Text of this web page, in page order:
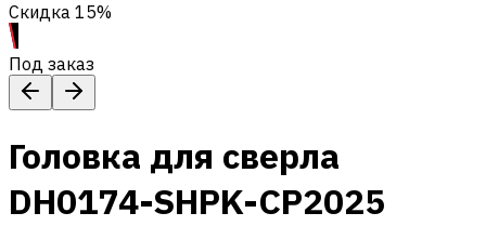
Скидка 15%
Под заказ
Головка для сверла
DH0174-SHPK-CP2025